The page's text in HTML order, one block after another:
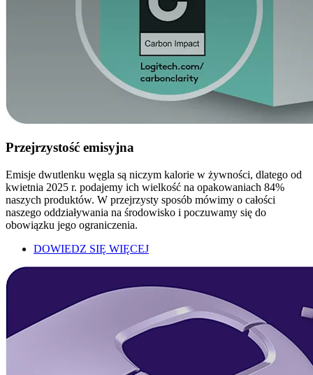
Przejrzystość emisyjna
Emisje dwutlenku węgla są niczym kalorie w żywności, dlatego od
kwietnia 2025 r. podajemy ich wielkość na opakowaniach 84%
naszych produktów. W przejrzysty sposób mówimy o całości
naszego oddziaływania na środowisko i poczuwamy się do
obowiązku jego ograniczenia.
DOWIEDZ SIĘ WIĘCEJ